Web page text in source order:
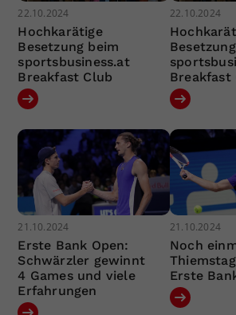
22.10.2024
Hochkarätige
Besetzung beim
sportsbusiness.at
Breakfast Club
22.10.2024
Breakfast
21.10.2024
Erste Bank Open:
Schwärzler gewinnt
4 Games und viele
Erfahrungen
21.10.2024
Noch
Erste